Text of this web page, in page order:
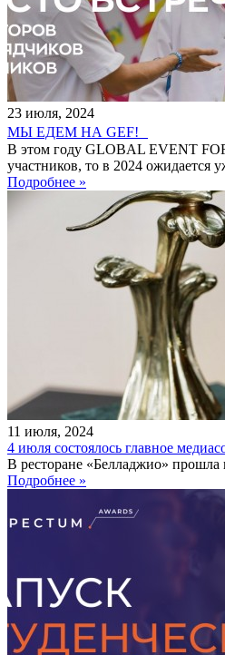
23 июля, 2024
МЫ ЕДЕМ НА GEF!
В этом году GLOBAL EVENT
участников, то в 2024 ожидается
Подробнее »
11 июля, 2024
4 июля состоялось главное
В ресторане «Белладжио»
Подробнее »